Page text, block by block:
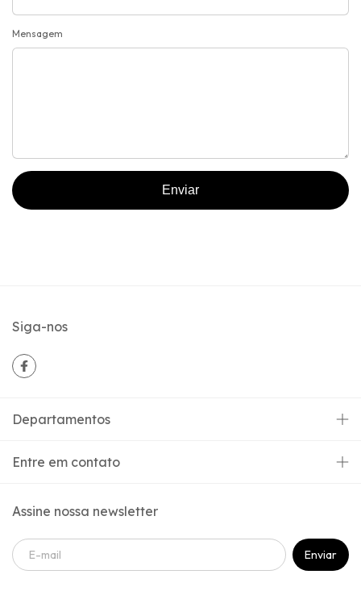
Mensagem
Enviar
Siga-nos
Departamentos
Entre em contato
Assine nossa newsletter